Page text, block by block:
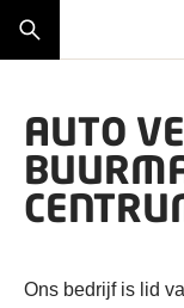
AUTO
Ons bedrijf is lid